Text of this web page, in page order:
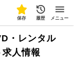
保存 履歴 メニュー
・レンタル
人情報